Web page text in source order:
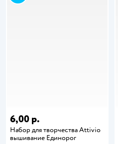
6,00 р.
Набор для творчества Attivio
вышивание Единорог